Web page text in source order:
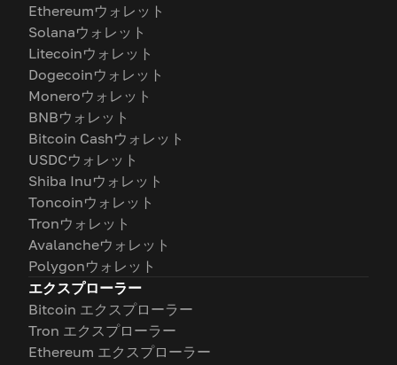
Ethereumウォレット
Solanaウォレット
Litecoinウォレット
Dogecoinウォレット
Moneroウォレット
BNBウォレット
Bitcoin Cashウォレット
USDCウォレット
Shiba Inuウォレット
Toncoinウォレット
Tronウォレット
Avalancheウォレット
Polygonウォレット
エクスプローラー
Bitcoin エクスプローラー
Tron エクスプローラー
Ethereum エクスプローラー